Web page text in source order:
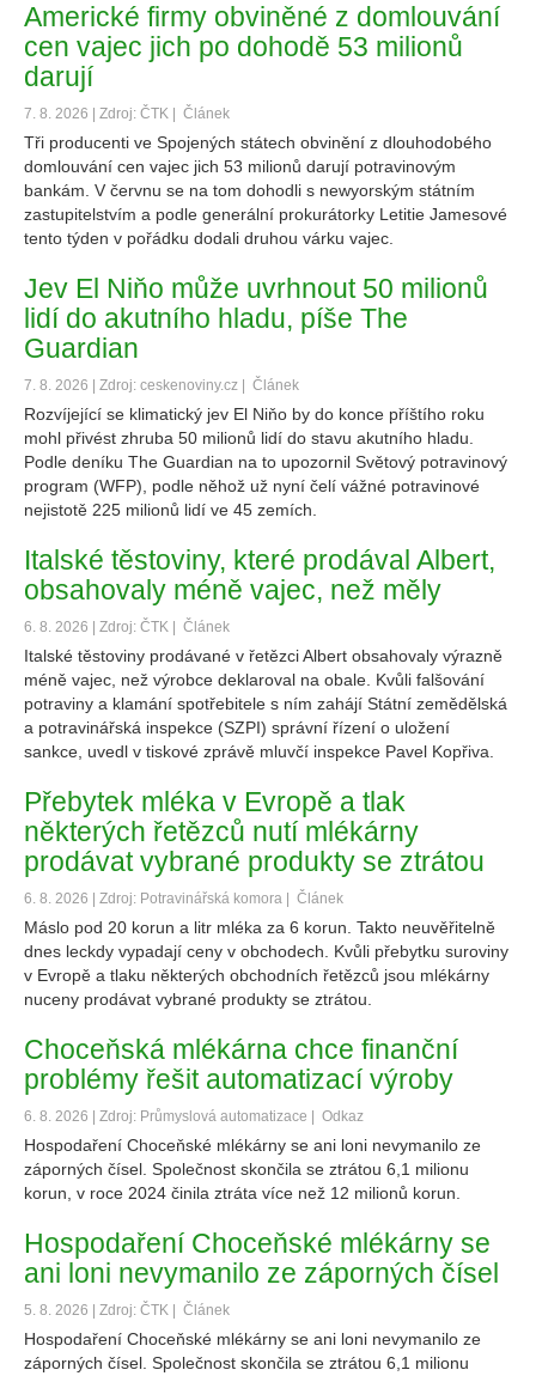
Americké firmy obviněné z domlouvání
cen vajec jich po dohodě 53 milionů
darují
7. 8. 2026 | Zdroj: ČTK | Článek
Tři producenti ve Spojených státech obvinění z dlouhodobého
domlouvání cen vajec jich 53 milionů darují potravinovým
bankám. V červnu se na tom dohodli s newyorským státním
zastupitelstvím a podle generální prokurátorky Letitie Jamesové
tento týden v pořádku dodali druhou várku vajec.
Jev El Niňo může uvrhnout 50 milionů
lidí do akutního hladu, píše The
Guardian
7. 8. 2026 | Zdroj: ceskenoviny.cz | Článek
Rozvíjející se klimatický jev El Niňo by do konce příštího roku
mohl přivést zhruba 50 milionů lidí do stavu akutního hladu.
Podle deníku The Guardian na to upozornil Světový potravinový
program (WFP), podle něhož už nyní čelí vážné potravinové
nejistotě 225 milionů lidí ve 45 zemích.
Italské těstoviny, které prodával Albert,
obsahovaly méně vajec, než měly
6. 8. 2026 | Zdroj: ČTK | Článek
Italské těstoviny prodávané v řetězci Albert obsahovaly výrazně
méně vajec, než výrobce deklaroval na obale. Kvůli falšování
potraviny a klamání spotřebitele s ním zahájí Státní zemědělská
a potravinářská inspekce (SZPI) správní řízení o uložení
sankce, uvedl v tiskové zprávě mluvčí inspekce Pavel Kopřiva.
Přebytek mléka v Evropě a tlak
některých řetězců nutí mlékárny
prodávat vybrané produkty se ztrátou
6. 8. 2026 | Zdroj: Potravinářská komora | Článek
Máslo pod 20 korun a litr mléka za 6 korun. Takto neuvěřitelně
dnes leckdy vypadají ceny v obchodech. Kvůli přebytku suroviny
v Evropě a tlaku některých obchodních řetězců jsou mlékárny
nuceny prodávat vybrané produkty se ztrátou.
Choceňská mlékárna chce finanční
problémy řešit automatizací výroby
6. 8. 2026 | Zdroj: Průmyslová automatizace | Odkaz
Hospodaření Choceňské mlékárny se ani loni nevymanilo ze
záporných čísel. Společnost skončila se ztrátou 6,1 milionu
korun, v roce 2024 činila ztráta více než 12 milionů korun.
Hospodaření Choceňské mlékárny se
ani loni nevymanilo ze záporných čísel
5. 8. 2026 | Zdroj: ČTK | Článek
Hospodaření Choceňské mlékárny se ani loni nevymanilo ze
záporných čísel. Společnost skončila se ztrátou 6,1 milionu